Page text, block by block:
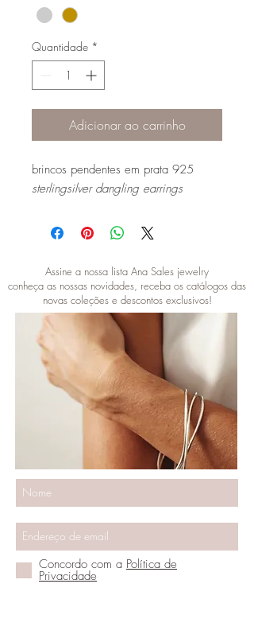
Quantidade *
Adicionar ao carrinho
brincos pendentes em prata 925
sterlingsilver dangling earrings
Assine a nossa lista Ana Sales jewelry
conheça as nossas novidades, receba os catálogos das
novas coleções e descontos exclusivos!
Concordo com a Política de
Privacidade